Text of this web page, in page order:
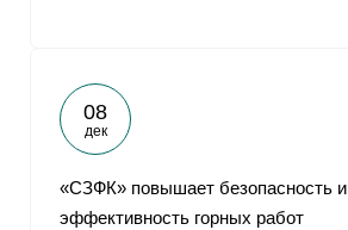
08
дек
«СЗФК» повышает безопасность и
эффективность горных работ